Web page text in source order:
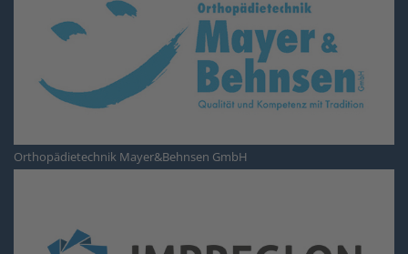
Orthopädietechnik Mayer&Behnsen GmbH